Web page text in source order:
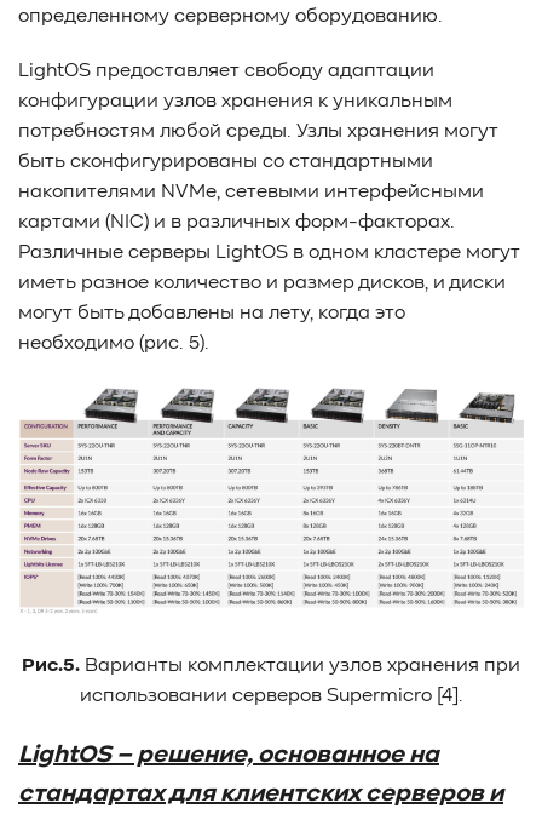
определенному серверному оборудованию.
LightOS предоставляет свободу адаптации
конфигурации узлов хранения к уникальным
потребностям любой среды. Узлы хранения могут
быть сконфигурированы со стандартными
накопителями NVMe, сетевыми интерфейсными
картами (NIC) и в различных форм-факторах.
Различные серверы LightOS в одном кластере могут
иметь разное количество и размер дисков, и диски
могут быть добавлены на лету, когда это
необходимо (рис. 5).
Рис.5. Варианты комплектации узлов хранения при
использовании серверов Supermicro [4].
LightOS – решение, основанное на
стандартах для клиентских серверов и